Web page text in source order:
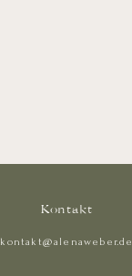
Kontakt
kontakt@alenaweber.de